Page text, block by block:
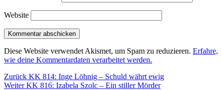
Website
Diese Website verwendet Akismet, um Spam zu reduzieren. Erfahre,
wie deine Kommentardaten verarbeitet werden.
Beitragsnavigation
Zurück Vorheriger
Beitrag:
KK 814: Inge Löhnig – Schuld währt ewig
Weiter Nächster
KK 816: Izabela Szolc – Ein stiller Mörder